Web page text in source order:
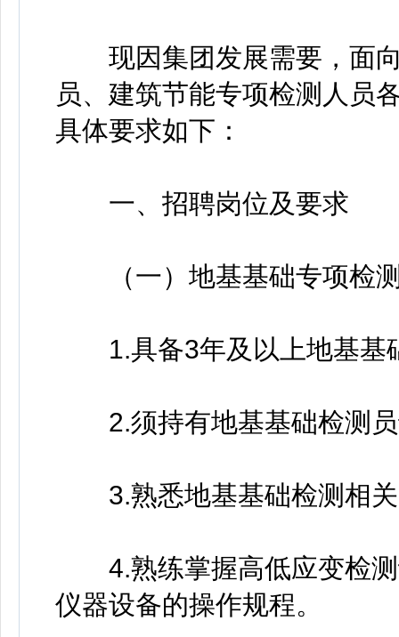
现因集团发展需要，面向
员、建筑节能专项检测人员
具体要求如下：
一、招聘岗位及要求
（一）地基基础专项检测
1.具备3年及以上地基基
2.须持有地基基础检测员
3.熟悉地基基础检测相关
4.熟练掌握高低应变检测
仪器设备的操作规程。